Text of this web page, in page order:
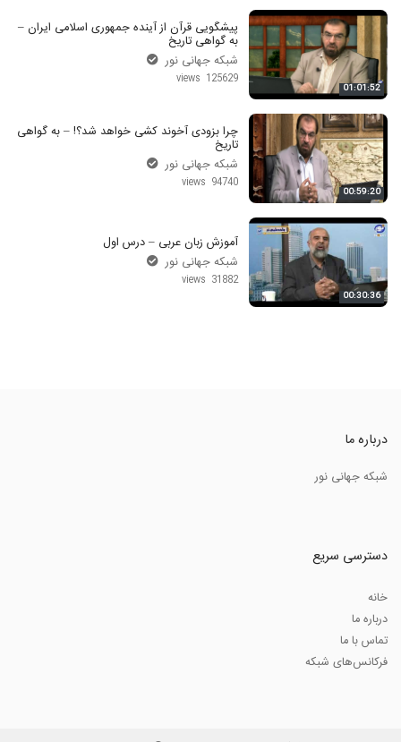
01:01:52
پیشگویی قرآن از آینده جمهوری اسلامی ایران –
به گواهی تاریخ
شبکه جهانی نور
125629 views
00:59:20
چرا بزودی آخوند کشی خواهد شد؟! – به گواهی
تاریخ
شبکه جهانی نور
94740 views
00:30:36
آموزش زبان عربی – درس اول
شبکه جهانی نور
31882 views
درباره ما
شبکه جهانی نور
دسترسی سریع
خانه
درباره ما
تماس با ما
فرکانس‌های شبکه